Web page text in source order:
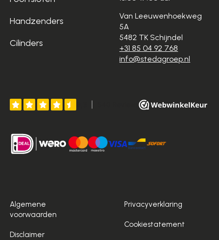
Handzenders
Cilinders
Van Leeuwenhoekweg
5A
5482 TK Schijndel
+31 85 04 92 768
info@stedagroep.nl
Algemene
voorwaarden
Disclaimer
Privacyverklaring
Cookiestatement